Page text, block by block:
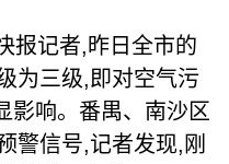
报记者,昨日全市的
为三级,即对空气污
影响。番禺、南沙区
警信号,记者发现,刚